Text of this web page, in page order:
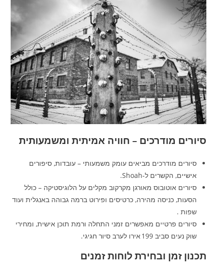
סיורים מודרכים – חוויה אמיתית ומשמעותית
סיורים מודרכים מביאים עומק משמעותי – עובדות, סיפורים
אישיים, הקשרים ל‑Shoah.
סיורים אוטובוס מאורגן מקרקוב מקלים על הלוגיסטיקה – כולל
הסעות, כניסה מהירה, כרטיסים ופירוט ברמה גבוהה באנגלית ועוד
שפות .
סיורים פרטיים מאפשרים זמני התחלה ורמת תוכן אישית, ומחירי
שוק נעים סביב 199 אירו לערב סיור חגיגי.
תכנון זמן ובחירת לוחות זמנים